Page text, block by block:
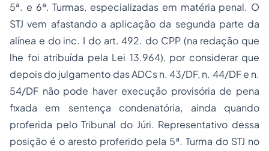
5ª. e 6ª. Turmas, especializadas em matéria penal. O
STJ vem afastando a aplicação da segunda parte da
alínea e do inc. I do art. 492. do CPP (na redação que
lhe foi atribuída pela Lei 13.964), por considerar que
depois do julgamento das ADCs n. 43/DF, n. 44/DF e n.
54/DF não pode haver execução provisória de pena
fixada em sentença condenatória, ainda quando
proferida pelo Tribunal do Júri. Representativo dessa
posição é o aresto proferido pela 5ª. Turma do STJ no